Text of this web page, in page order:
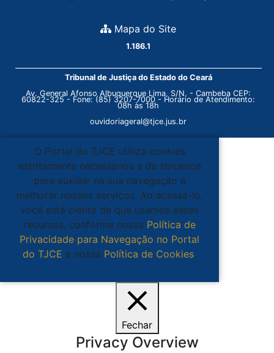
Mapa do Site
1.186.1
Tribunal de Justiça do Estado do Ceará
Av. General Afonso Albuquerque Lima, S/N. - Cambeba CEP:
60822-325 - Fone: (85) 3207-7000 - Horário de Atendimento:
08h às 18h
ouvidoriageral@tjce.jus.br
O Portal do TJCE utiliza cookies
estritamente necessários e de terceiros
para auxiliar na sua navegação e
melhorar nossos serviços. Ao acessá-lo,
você está ciente de que usamos esses
recursos, conforme nossa Política de
Privacidade para Navegação no Portal
do TJCE e nossa Política de Cookies.
Fechar
Privacy Overview